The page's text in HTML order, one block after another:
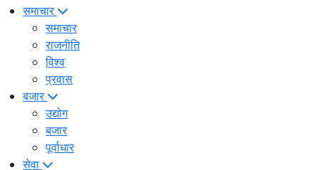
समाचार
समाचार
राजनीति
विश्व
प्रवास
बजार
उद्योग
बजार
पूर्वाधार
सेवा